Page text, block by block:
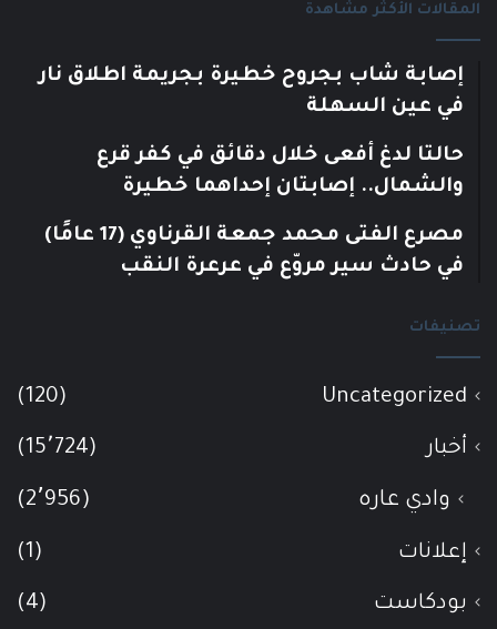
المقالات الأكثر مشاهدة
إصابة شاب بجروح خطيرة بجريمة اطلاق نار
في عين السهلة
حالتا لدغ أفعى خلال دقائق في كفر قرع
والشمال.. إصابتان إحداهما خطيرة
مصرع الفتى محمد جمعة القرناوي (17 عامًا)
في حادث سير مروّع في عرعرة النقب
تصنيفات
Uncategorized
(120)
أخبار (15٬724)
وادي عاره (2٬956)
إعلانات (1)
بودكاست (4)